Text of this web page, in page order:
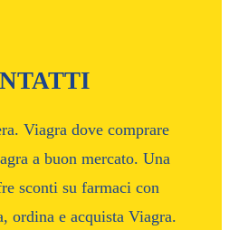
Viagra dove comprare
a buon mercato. Una
sconti su farmaci con
ordina e acquista Viagra.